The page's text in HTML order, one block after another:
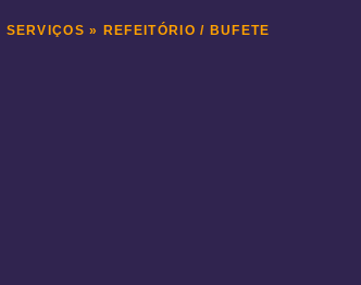
SERVIÇOS » REFEITÓRIO / BUFETE